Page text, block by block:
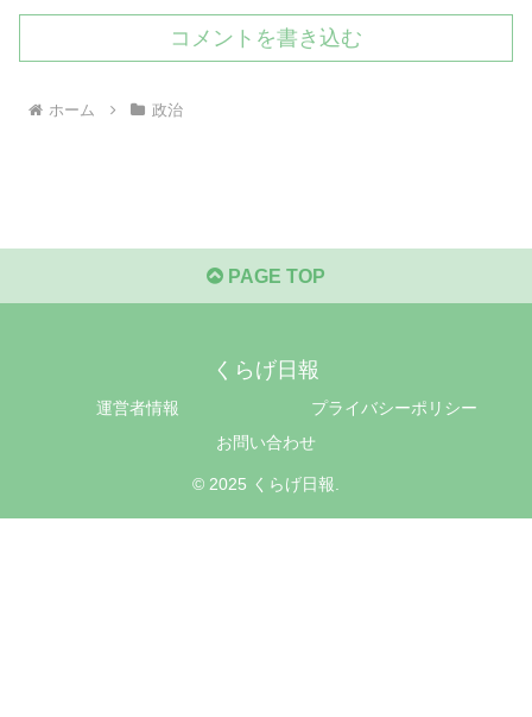
コメントを書き込む
ホーム 政治
PAGE TOP
くらげ日報
運営者情報
プライバシーポリシー
お問い合わせ
© 2025 くらげ日報.